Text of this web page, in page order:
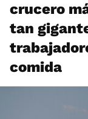
crucero
tan
comida